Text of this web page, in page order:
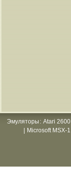
Эмуляторы : Atari 2600
Microsoft MSX-1